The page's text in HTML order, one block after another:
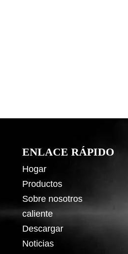
ENLACE RÁPIDO
Hogar
Productos
Sobre nosotros
caliente
Descargar
Noticias